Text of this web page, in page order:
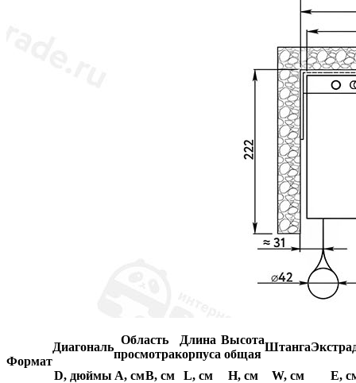
Формат
Диагональ
Область
просмотра
Длина
корпуса
Высота
общая
Штанга
D, дюймы A, смB, см L, см H, см W, см E,